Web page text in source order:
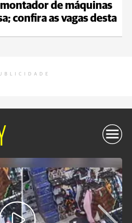
de máquinas
confira as vagas desta